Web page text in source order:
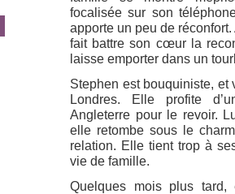
focalisée sur son
apporte un peu de
fait battre son cœur la
laisse emporter dans un
Stephen est bouquiniste,
Londres. Elle profite
Angleterre pour le revoir.
elle retombe sous le
relation. Elle tient trop à
vie de famille.
Quelques mois plus